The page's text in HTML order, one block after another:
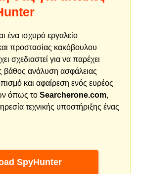
ένα ισχυρό εργαλείο
προστασίας κακόβουλου
σχεδιαστεί για να παρέχει
βάθος ανάλυση ασφάλειας
και αφαίρεση ενός ευρέος
όπως το Searcherone.com,
τεχνικής υποστήριξης ένας
SpyHunter